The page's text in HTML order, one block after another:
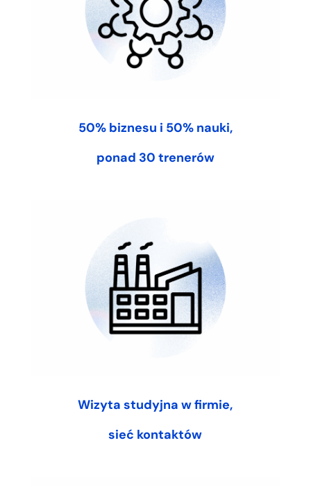
50% biznesu i 50% nauki,
ponad 30 trenerów
Wizyta studyjna w firmie,
sieć kontaktów